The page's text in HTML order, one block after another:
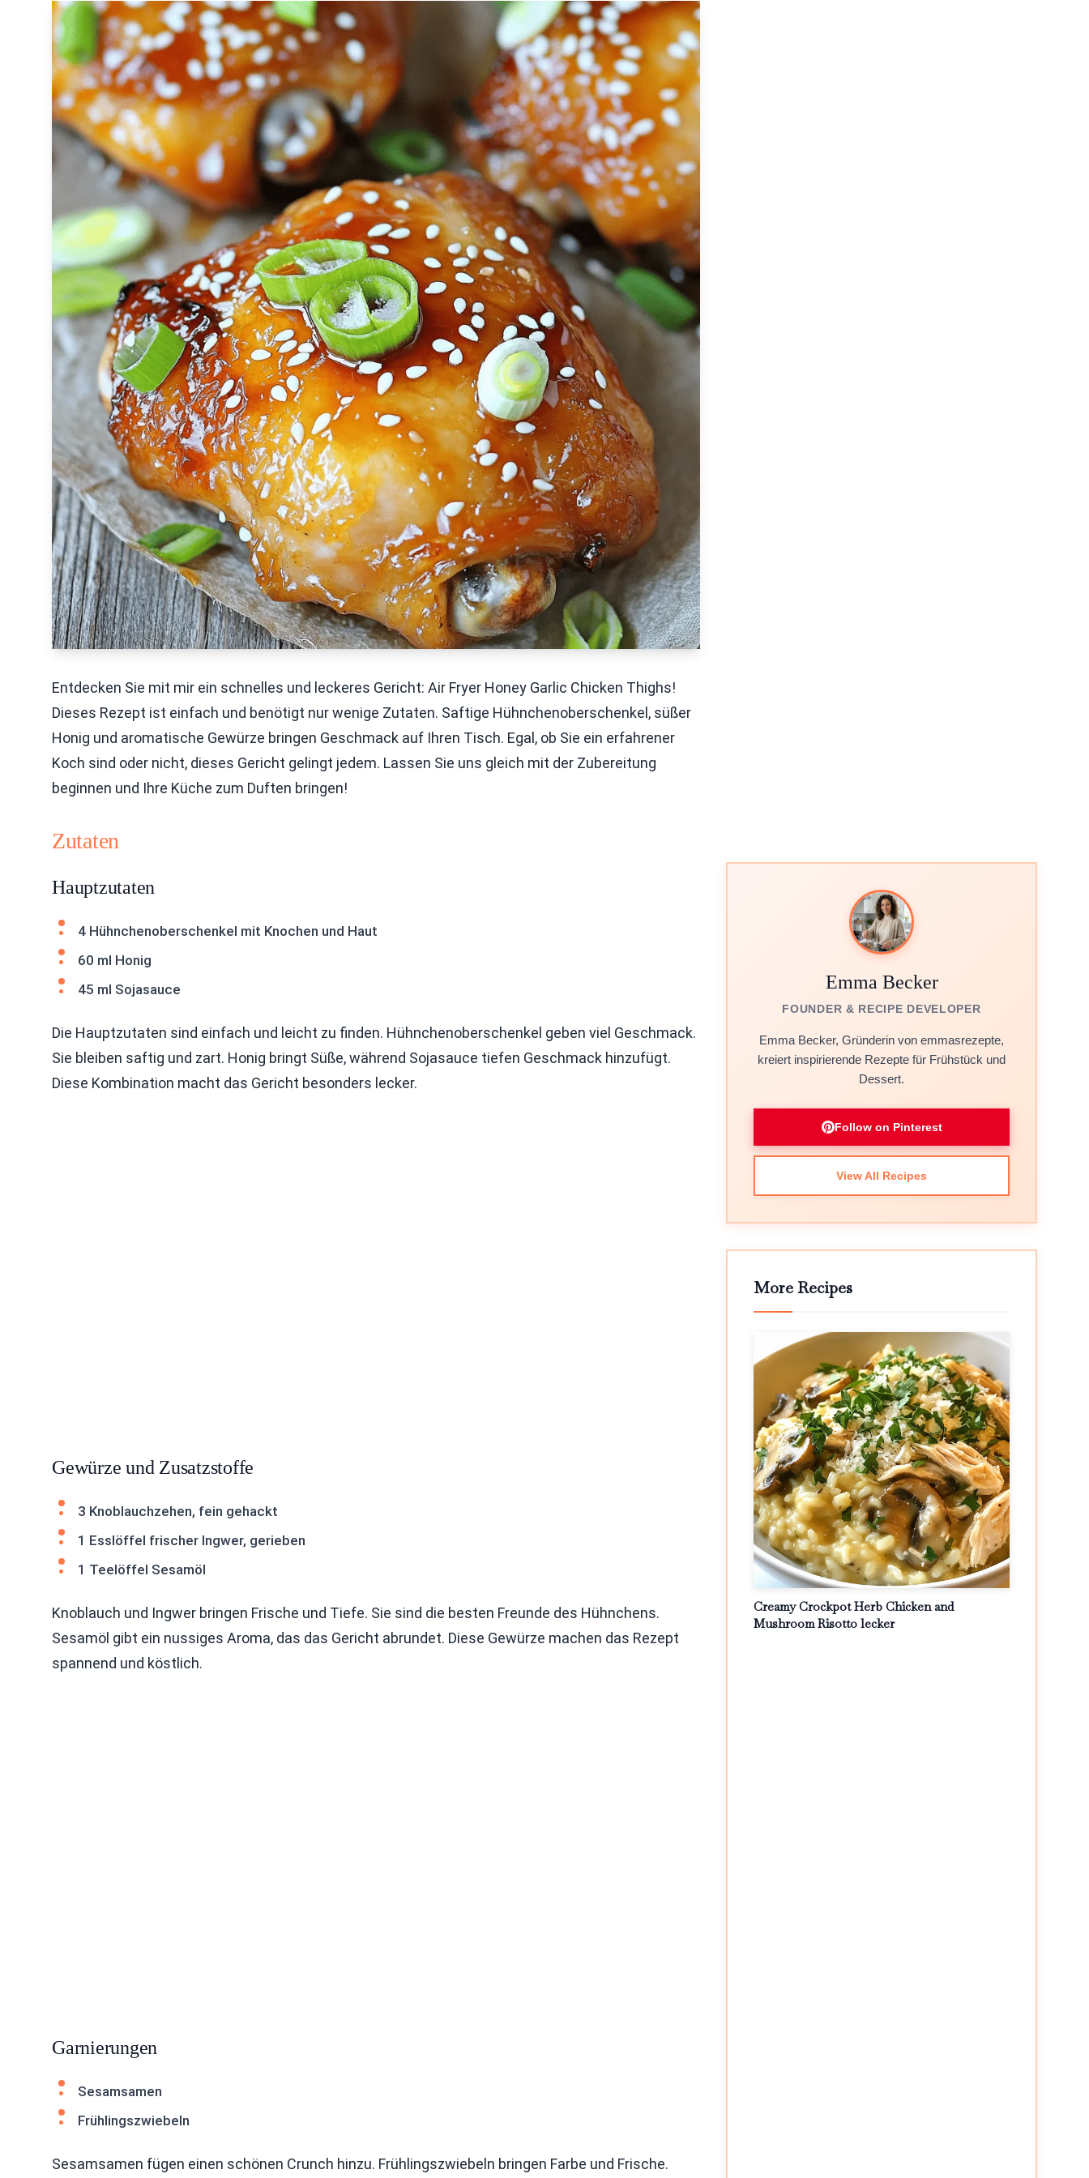
Entdecken Sie mit mir ein schnelles und leckeres Gericht: Air Fryer Honey Garlic Chicken Thighs!
Dieses Rezept ist einfach und benötigt nur wenige Zutaten. Saftige Hühnchenoberschenkel, süßer
Honig und aromatische Gewürze bringen Geschmack auf Ihren Tisch. Egal, ob Sie ein erfahrener
Koch sind oder nicht, dieses Gericht gelingt jedem. Lassen Sie uns gleich mit der Zubereitung
beginnen und Ihre Küche zum Duften bringen!
Zutaten
Hauptzutaten
4 Hühnchenoberschenkel mit Knochen und Haut
60 ml Honig
45 ml Sojasauce
Die Hauptzutaten sind einfach und leicht zu finden. Hühnchenoberschenkel geben viel Geschmack.
Sie bleiben saftig und zart. Honig bringt Süße, während Sojasauce tiefen Geschmack hinzufügt.
Diese Kombination macht das Gericht besonders lecker.
Gewürze und Zusatzstoffe
3 Knoblauchzehen, fein gehackt
1 Esslöffel frischer Ingwer, gerieben
1 Teelöffel Sesamöl
Knoblauch und Ingwer bringen Frische und Tiefe. Sie sind die besten Freunde des Hühnchens.
Sesamöl gibt ein nussiges Aroma, das das Gericht abrundet. Diese Gewürze machen das Rezept
spannend und köstlich.
Garnierungen
Sesamsamen
Frühlingszwiebeln
Sesamsamen fügen einen schönen Crunch hinzu. Frühlingszwiebeln bringen Farbe und Frische.
Emma Becker
FOUNDER & RECIPE DEVELOPER
Emma Becker, Gründerin von emmasrezepte,
kreiert inspirierende Rezepte für Frühstück und
Dessert.
Follow on Pinterest
View All Recipes
More Recipes
Creamy Crockpot Herb Chicken and
Mushroom Risotto lecker